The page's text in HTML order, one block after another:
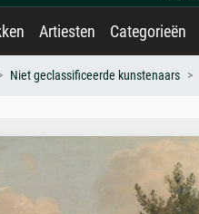
Artiesten Categorieën
Niet geclassificeerde kunstenaars